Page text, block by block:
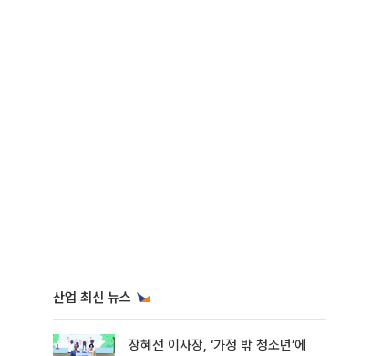
산업 최신 뉴스
장혜선 이사장, ‘가정 밖 청소년’에